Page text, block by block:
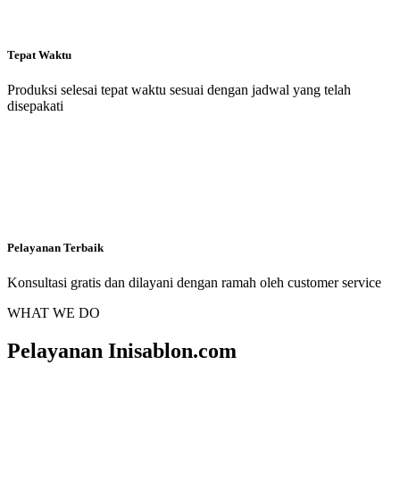
Tepat Waktu
Produksi selesai tepat waktu sesuai dengan jadwal yang telah
disepakati
Pelayanan Terbaik
Konsultasi gratis dan dilayani dengan ramah oleh customer service
WHAT WE DO
Pelayanan Inisablon.com